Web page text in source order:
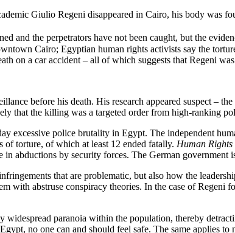
Giulio Regeni disappeared in Cairo, his body was
and the perpetrators have not been caught, but the
Cairo; Egyptian human rights activists say the
on a car accident – all of which suggests that Regeni
before his death. His research appeared suspect –
that the killing was a targeted order from high-ranking
excessive police brutality in Egypt. The independent
of torture, of which at least 12 ended fatally. Human Rights
in abductions by security forces. The German government
that are problematic, but also how the
with abstruse conspiracy theories. In the case of
widespread paranoia within the population, thereby
no one can and should feel safe. The same applies